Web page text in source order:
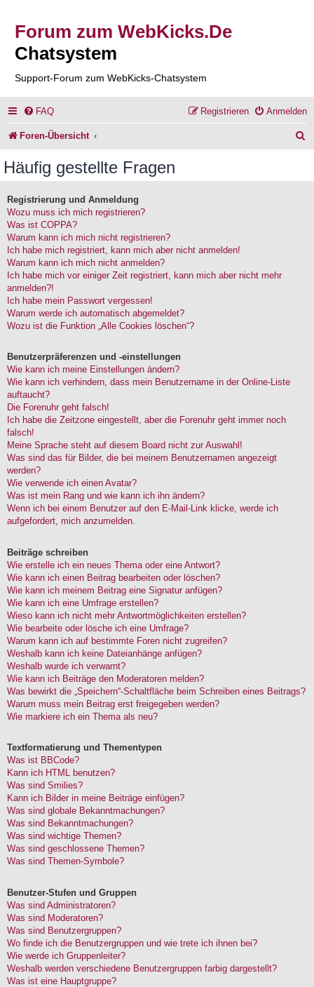
Forum zum WebKicks.De
Chatsystem
Support-Forum zum WebKicks-Chatsystem
FAQ Anmelden
Registrieren
Foren-Übersicht
Häufig gestellte Fragen
Registrierung und Anmeldung
Wozu muss ich mich registrieren?
Was ist COPPA?
Warum kann ich mich nicht registrieren?
Ich habe mich registriert, kann mich aber nicht anmelden!
Warum kann ich mich nicht anmelden?
Ich habe mich vor einiger Zeit registriert, kann mich aber nicht mehr
anmelden?!
Ich habe mein Passwort vergessen!
Warum werde ich automatisch abgemeldet?
Wozu ist die Funktion „Alle Cookies löschen“?
Benutzerpräferenzen und -einstellungen
Wie kann ich meine Einstellungen ändern?
Wie kann ich verhindern, dass mein Benutzername in der Online-Liste
auftaucht?
Die Forenuhr geht falsch!
Ich habe die Zeitzone eingestellt, aber die Forenuhr geht immer noch
falsch!
Meine Sprache steht auf diesem Board nicht zur Auswahl!
Was sind das für Bilder, die bei meinem Benutzernamen angezeigt
werden?
Wie verwende ich einen Avatar?
Was ist mein Rang und wie kann ich ihn ändern?
Wenn ich bei einem Benutzer auf den E-Mail-Link klicke, werde ich
aufgefordert, mich anzumelden.
Beiträge schreiben
Wie erstelle ich ein neues Thema oder eine Antwort?
Wie kann ich einen Beitrag bearbeiten oder löschen?
Wie kann ich meinem Beitrag eine Signatur anfügen?
Wie kann ich eine Umfrage erstellen?
Wieso kann ich nicht mehr Antwortmöglichkeiten erstellen?
Wie bearbeite oder lösche ich eine Umfrage?
Warum kann ich auf bestimmte Foren nicht zugreifen?
Weshalb kann ich keine Dateianhänge anfügen?
Weshalb wurde ich verwarnt?
Wie kann ich Beiträge den Moderatoren melden?
Was bewirkt die „Speichern“-Schaltfläche beim Schreiben eines Beitrags?
Warum muss mein Beitrag erst freigegeben werden?
Wie markiere ich ein Thema als neu?
Textformatierung und Thementypen
Was ist BBCode?
Kann ich HTML benutzen?
Was sind Smilies?
Kann ich Bilder in meine Beiträge einfügen?
Was sind globale Bekanntmachungen?
Was sind Bekanntmachungen?
Was sind wichtige Themen?
Was sind geschlossene Themen?
Was sind Themen-Symbole?
Benutzer-Stufen und Gruppen
Was sind Administratoren?
Was sind Moderatoren?
Was sind Benutzergruppen?
Wo finde ich die Benutzergruppen und wie trete ich ihnen bei?
Wie werde ich Gruppenleiter?
Weshalb werden verschiedene Benutzergruppen farbig dargestellt?
Was ist eine Hauptgruppe?